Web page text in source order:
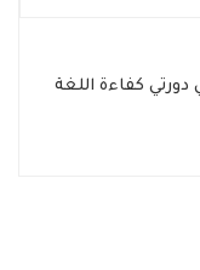
كفاءة اللغة